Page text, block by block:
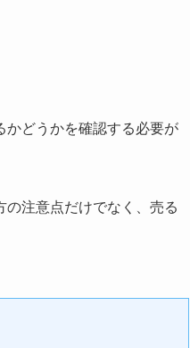
かどうかを確認する必要が
注意点だけでなく、売る